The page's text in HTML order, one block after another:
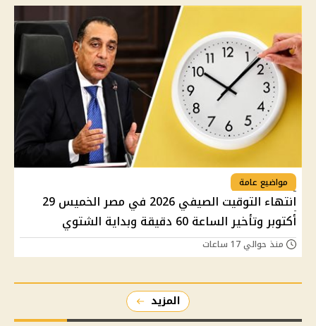
مواضيع عامة
انتهاء التوقيت الصيفي 2026 في مصر الخميس 29
أكتوبر وتأخير الساعة 60 دقيقة وبداية الشتوي
منذ حوالي 17 ساعات
المزيد